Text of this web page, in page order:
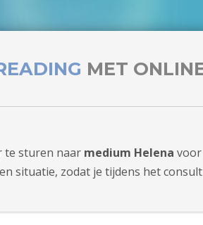
MET
te sturen naar medium Helena
situatie, zodat je tijdens het